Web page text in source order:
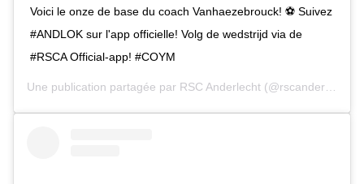
Voici le onze de base du coach Vanhaezebrouck! ⚽️ Suivez
#ANDLOK sur l'app officielle! Volg de wedstrijd via de
#RSCA Official-app! #COYM
Une publication partagée par RSC Anderlecht (@rscanderlecht) le